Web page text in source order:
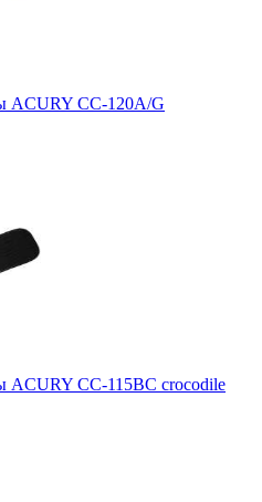
ACURY CC-120A/G
ACURY CC-115BC crocodile